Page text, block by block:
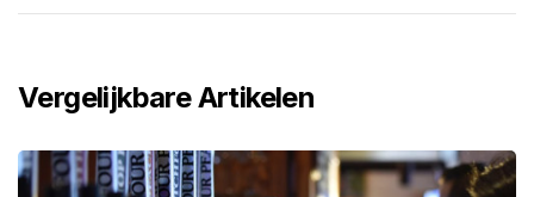
Vergelijkbare Artikelen